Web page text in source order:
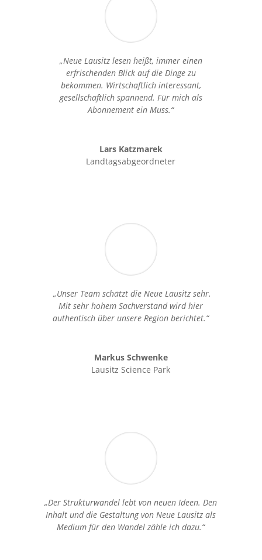
„Neue Lausitz lesen heißt, immer einen
erfrischenden Blick auf die Dinge zu
bekommen. Wirtschaftlich interessant,
gesellschaftlich spannend. Für mich als
Abonnement ein Muss.“
Lars Katzmarek
Landtagsabgeordneter
„Unser Team schätzt die Neue Lausitz sehr.
Mit sehr hohem Sachverstand wird hier
authentisch über unsere Region berichtet.“
Markus Schwenke
Lausitz Science Park
„Der Strukturwandel lebt von neuen Ideen. Den
Inhalt und die Gestaltung von Neue Lausitz als
Medium für den Wandel zähle ich dazu.“